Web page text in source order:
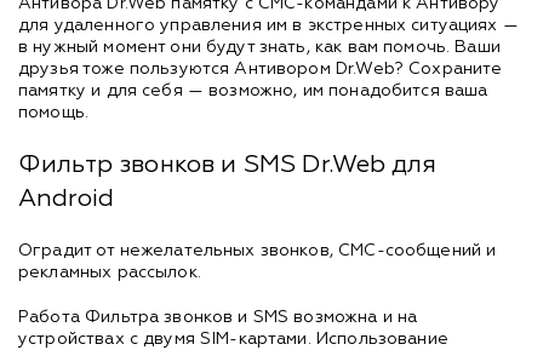
Антивора Dr.Web памятку с СМС-командами к Антивору
для удаленного управления им в экстренных ситуациях —
в нужный момент они будут знать, как вам помочь. Ваши
друзья тоже пользуются Антивором Dr.Web? Сохраните
памятку и для себя — возможно, им понадобится ваша
помощь.
Фильтр звонков и SMS Dr.Web для
Android
Оградит от нежелательных звонков, СМС-сообщений и
рекламных рассылок.
Работа Фильтра звонков и SMS возможна и на
устройствах с двумя SIM-картами. Использование